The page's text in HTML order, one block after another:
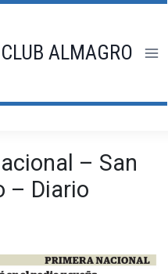
ALMAGRO
– San
– Diario